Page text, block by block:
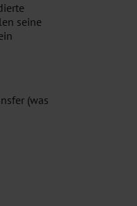
seine
(was